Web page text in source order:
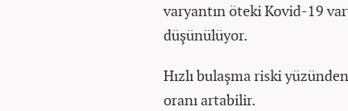
varyantın öteki Kovid-19
düşünülüyor.
Hızlı bulaşma riski
oranı artabilir.